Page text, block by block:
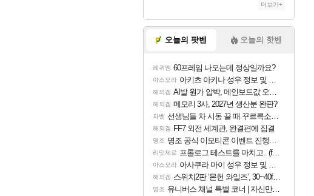
더보기+
오늘의 팟벤 오늘의 핫벤
레퀴엠 60프레임 나오는데 정상일까요?
아스오라 아키츠 아키나 성우 정보 및 주요 필모
해외겜 AI발 원가 압박, 메인보드값 오르나
해외겜 메모리 3사, 2027년 생산분 완판?
차벤 선생님들 차 시동 끌 때 꾸르륵소리나는데
해외겜 FF7 외전 세계관, 완결편에 집결
명조 명조 공식 이모티콘 이벤트 진행해봤습니다! 참여부터 추첨까지????
리밋제로 프롤로그 테스트를 마치고.. (feat. 리아)
아스오라 아사쿠라 마이 성우 정보 및 주요 필모
해외겜 스위치2판 ‘몬헌 와일즈’, 30~40fps 목표 추정
명조 유니버스 채널 특별 코너 | 자신만의 스타일